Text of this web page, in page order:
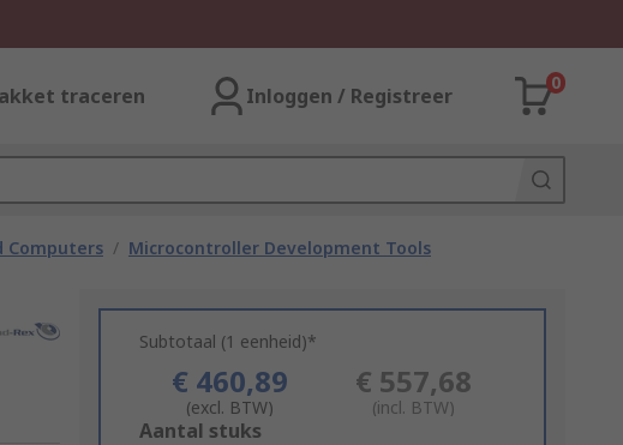
traceren Inloggen / Registreer
0
Computers / Microcontroller Development Tools
Subtotaal (1 eenheid)*
€ 460,89
(excl. BTW)
€ 557,68
(incl. BTW)
Add
Aantal stuks